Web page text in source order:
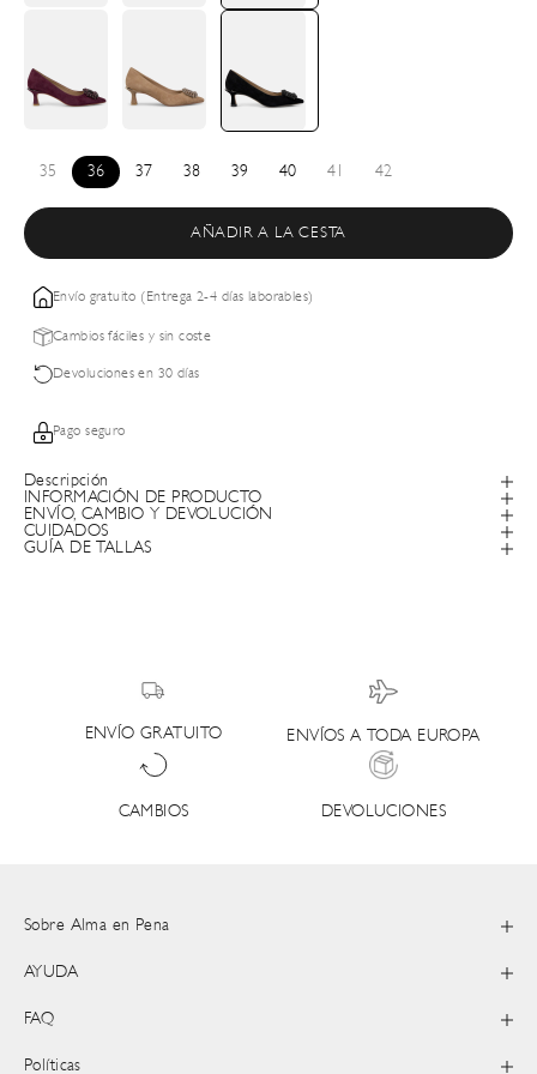
35 36 37 38 39 40 41 42
AÑADIR A LA CESTA
Envío gratuito (Entrega 2-4 días laborables)
Cambios fáciles y sin coste
Devoluciones en 30 días
Pago seguro
Descripción
INFORMACIÓN DE PRODUCTO
ENVÍO, CAMBIO Y DEVOLUCIÓN
CUIDADOS
GUÍA DE TALLAS
ENVÍO GRATUITO ENVÍOS A TODA EUROPA
CAMBIOS DEVOLUCIONES
Sobre Alma en Pena
AYUDA
FAQ
Políticas